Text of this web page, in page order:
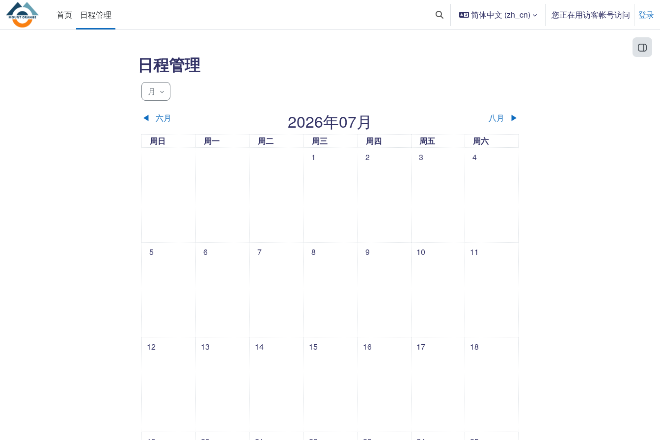
跳到主要内容
首页 日程管理 切换搜索输入简体中文 ‎(zh_cn)‎ 您正在用访客帐号访问 登录
打开
日程管理
月
◀︎ 六月 2026年07月 八月
▶︎
星期日
周日 星期一
周一 星期二
周二 星期三
周三 星期四
周四 星期五
周五 星期六
周六
没有活动，07月1日 星期三
1 没有活动，07月2日 星期四
2 没有活动，07月3日 星期五
3 没有活动，07月4日 星期六
4
没有活动，07月5日 星期日
5 没有活动，07月6日 星期一
6 没有活动，07月7日 星期二
7 没有活动，07月8日 星期三
8 没有活动，07月9日 星期四
9 没有活动，07月10日 星期五
10 没有活动，07月11日 星期六
11
没有活动，07月12日 星期日
12 没有活动，07月13日 星期一
13 没有活动，07月14日 星期二
14 没有活动，07月15日 星期三
15 没有活动，07月16日 星期四
16 没有活动，07月17日 星期五
17 没有活动，07月18日 星期六
18